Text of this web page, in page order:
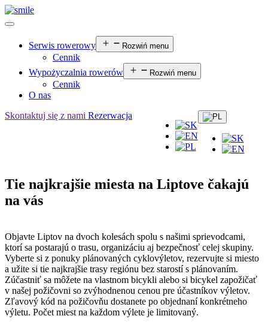
Serwis rowerowy Rozwiń menu
Cennik
Wypożyczalnia rowerów
Rozwiń menu
Cennik
O nas
Skontaktuj się z nami Rezerwacja
Tie najkrajšie miesta na Liptove čakajú
na vás
Objavte Liptov na dvoch kolesách spolu s našimi sprievodcami,
ktorí sa postarajú o trasu, organizáciu aj bezpečnosť celej skupiny.
Vyberte si z ponuky plánovaných cyklovýletov, rezervujte si miesto
a užite si tie najkrajšie trasy regiónu bez starostí s plánovaním.
Zúčastniť sa môžete na vlastnom bicykli alebo si bicykel zapožičať
v našej požičovni so zvýhodnenou cenou pre účastníkov výletov.
Zľavový kód na požičovňu dostanete po objednaní konkrétneho
výletu. Počet miest na každom výlete je limitovaný.